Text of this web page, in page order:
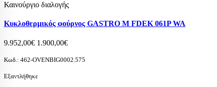
Καινούργιο διαλογής
Κυκλοθερμικός φούρνος GASTRO M FDEK 061P WA
9.952,00€ 1.900,00€
Κωδ.: 462-OVENBIG0002.575
Εξαντλήθηκε